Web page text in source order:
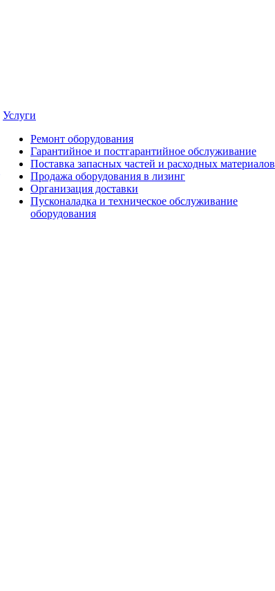
Услуги
Ремонт оборудования
Гарантийное и постгарантийное обслуживание
Поставка запасных частей и расходных материалов
Продажа оборудования в лизинг
Организация доставки
Пусконаладка и техническое обслуживание
оборудования